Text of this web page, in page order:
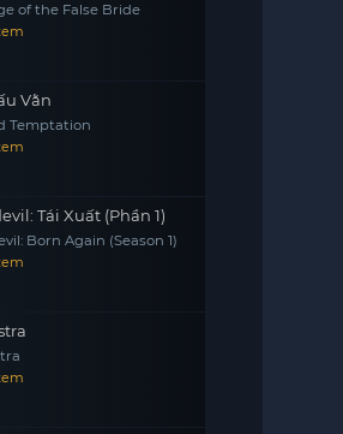
of the False Bride
Vằn
Temptation
Tái Xuất (Phần 1)
Born Again (Season 1)